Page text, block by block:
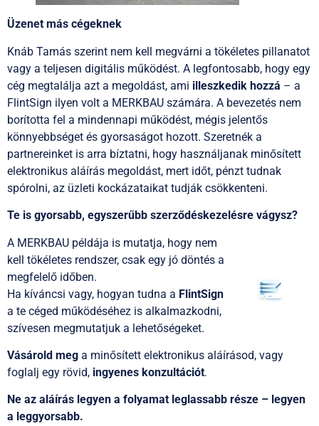
Üzenet más cégeknek
Knáb Tamás szerint nem kell megvárni a tökéletes pillanatot
vagy a teljesen digitális működést. A legfontosabb, hogy egy
cég megtalálja azt a megoldást, ami illeszkedik hozzá – a
FlintSign ilyen volt a MERKBAU számára. A bevezetés nem
borította fel a mindennapi működést, mégis jelentős
könnyebbséget és gyorsaságot hozott. Szeretnék a
partnereinket is arra bíztatni, hogy használjanak minősített
elektronikus aláírás megoldást, mert időt, pénzt tudnak
spórolni, az üzleti kockázataikat tudják csökkenteni.
Te is gyorsabb, egyszerűbb szerződéskezelésre vágysz?
A MERKBAU példája is mutatja, hogy nem
kell tökéletes rendszer, csak egy jó döntés a
megfelelő időben.
Ha kíváncsi vagy, hogyan tudna a FlintSign
a te céged működéséhez is alkalmazkodni,
szívesen megmutatjuk a lehetőségeket.
Vásárold meg a minősített elektronikus aláírásod, vagy
foglalj egy rövid, ingyenes konzultációt.
Ne az aláírás legyen a folyamat leglassabb része – legyen
a leggyorsabb.